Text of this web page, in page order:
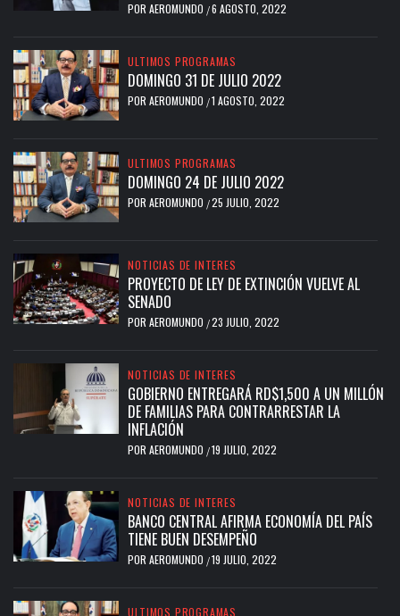
POR AEROMUNDO /6 AGOSTO, 2022
ULTIMOS PROGRAMAS
DOMINGO 31 DE JULIO 2022
POR AEROMUNDO /1 AGOSTO, 2022
ULTIMOS PROGRAMAS
DOMINGO 24 DE JULIO 2022
POR AEROMUNDO /25 JULIO, 2022
NOTICIAS DE INTERES
PROYECTO DE LEY DE EXTINCIÓN VUELVE AL
SENADO
POR AEROMUNDO /23 JULIO, 2022
NOTICIAS DE INTERES
GOBIERNO ENTREGARÁ RD$1,500 A UN MILLÓN
DE FAMILIAS PARA CONTRARRESTAR LA
INFLACIÓN
POR AEROMUNDO /19 JULIO, 2022
NOTICIAS DE INTERES
BANCO CENTRAL AFIRMA ECONOMÍA DEL PAÍS
TIENE BUEN DESEMPEÑO
POR AEROMUNDO /19 JULIO, 2022
ULTIMOS PROGRAMAS